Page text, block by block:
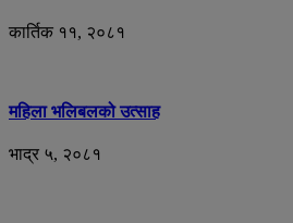
कार्तिक ११, २०८१
महिला भलिबलको उत्साह
भाद्र ५, २०८१